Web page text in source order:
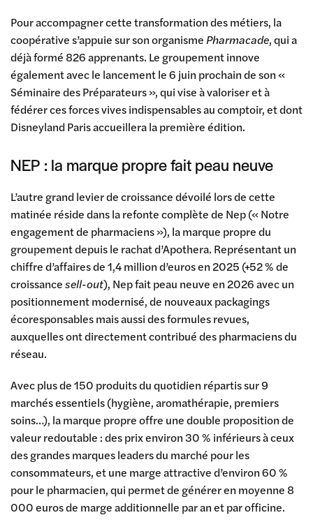
Pour accompagner cette transformation des métiers, la
coopérative s’appuie sur son organismePharmacade, qui a
déjà formé 826 apprenants. Le groupement innove
également avec le lancement le 6 juin prochain de son «
Séminaire des Préparateurs », qui vise à valoriser et à
fédérer ces forces vives indispensables au comptoir, et dont
Disneyland Paris accueillera la première édition.
NEP : la marque propre fait peau neuve
L’autre grand levier de croissance dévoilé lors de cette
matinée réside dans la refonte complète de Nep (« Notre
engagement de pharmaciens »), la marque propre du
groupement depuis le rachat d’Apothera. Représentant un
chiffre d’affaires de 1,4 million d’euros en 2025 (+52 % de
croissancesell-out), Nep fait peau neuve en 2026 avec un
positionnement modernisé, de nouveaux packagings
écoresponsables mais aussi des formules revues,
auxquelles ont directement contribué des pharmaciens du
réseau.
Avec plus de 150 produits du quotidien répartis sur 9
marchés essentiels (hygiène, aromathérapie, premiers
soins…), la marque propre offre une double proposition de
valeur redoutable : des prix environ 30 % inférieurs à ceux
des grandes marques leaders du marché pour les
consommateurs, et une marge attractive d’environ 60 %
pour le pharmacien, qui permet de générer en moyenne 8
000 euros de marge additionnelle par an et par officine.